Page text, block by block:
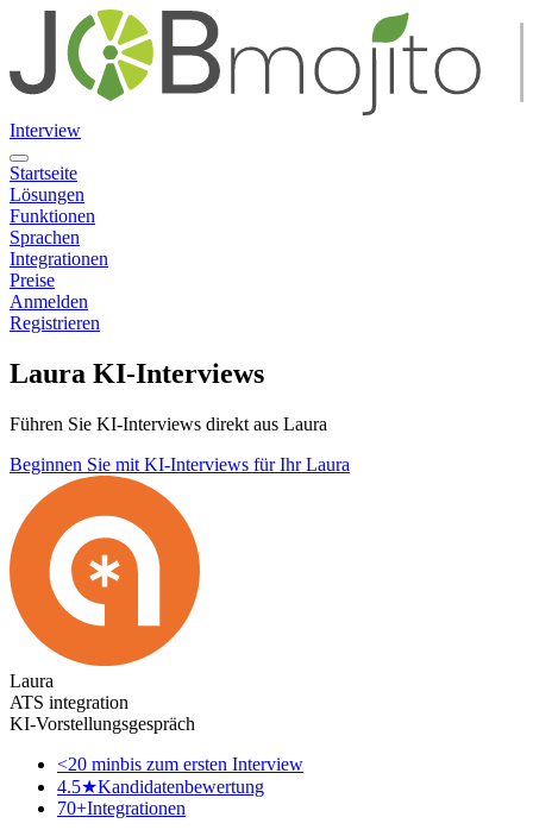
Interview
Startseite
Lösungen
Funktionen
Sprachen
Integrationen
Preise
Anmelden
Registrieren
Laura KI-Interviews
Führen Sie KI-Interviews direkt aus Laura
Beginnen Sie mit KI-Interviews für Ihr Laura
Laura
ATS integration
KI-Vorstellungsgespräch
<20 minbis zum ersten Interview
4.5★Kandidatenbewertung
70+Integrationen